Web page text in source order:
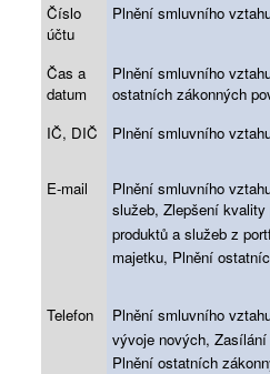
Číslo
účtu
Plnění smluvního
Čas a
datum
Plnění smluvního
ostatních zákonných
IČ, DIČ
Plnění smluvního
E-mail
Plnění smluvního
služeb, Zlepšení
produktů a služeb z
majetku, Plnění
Telefon
Plnění smluvního
vývoje nových,
Plnění ostatních